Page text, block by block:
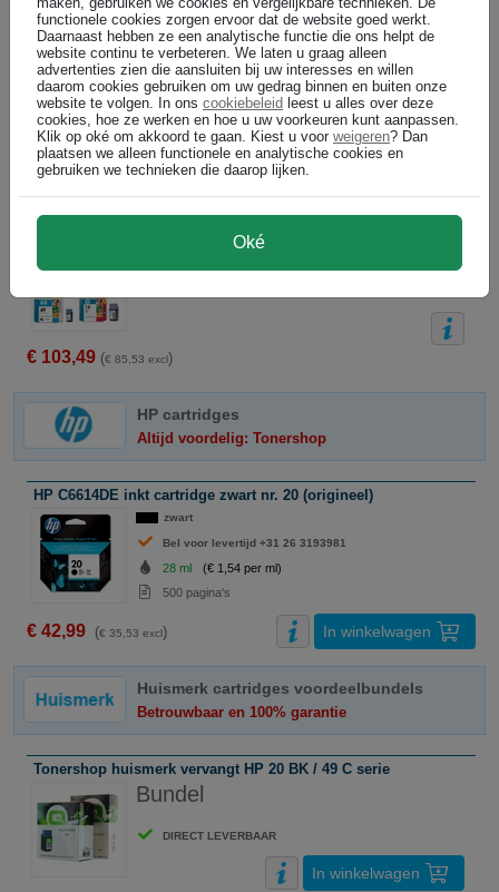
HP 51649AE / C6614DE serie ( 49 C / 20 BK ) origineel
Bundel
NIET MEER LEVERBAAR
HP 51649AE / C1816AA / C6614DE serie ( 49 C / 16 PC / 20 BK )
€ 103,49 (€ 85,53 excl)
HP cartridges
Altijd voordelig: Tonershop
HP C6614DE inkt cartridge zwart nr. 20 (origineel)
zwart
Bel voor levertijd +31 26 3193981
28 ml
(€ 1,54 per ml)
500 pagina's
€ 42,99 (€ 35,53 excl) In winkelwagen
Huismerk cartridges voordeelbundels
Betrouwbaar en 100% garantie
Tonershop huismerk vervangt HP 20 BK / 49 C serie
Bundel
DIRECT LEVERBAAR
In winkelwagen
functionele cookies zorgen ervoor dat de website goed werkt.
Daarnaast hebben ze een analytische functie die ons helpt de
website continu te verbeteren. We laten u graag alleen
advertenties zien die aansluiten bij uw interesses en willen
daarom cookies gebruiken om uw gedrag binnen en buiten onze
website te volgen. In ons cookiebeleid leest u alles over deze
cookies, hoe ze werken en hoe u uw voorkeuren kunt aanpassen.
Klik op oké om akkoord te gaan. Kiest u voor weigeren? Dan
plaatsen we alleen functionele en analytische cookies en
gebruiken we technieken die daarop lijken.
Oké